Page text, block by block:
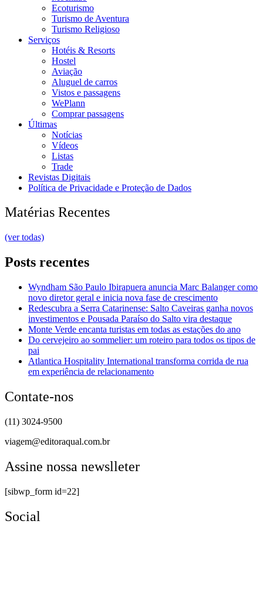
Ecoturismo
Turismo de Aventura
Turismo Religioso
Serviços
Hotéis & Resorts
Hostel
Aviação
Aluguel de carros
Vistos e passagens
WePlann
Comprar passagens
Últimas
Notícias
Vídeos
Listas
Trade
Revistas Digitais
Política de Privacidade e Proteção de Dados
Matérias Recentes
(ver todas)
Posts recentes
Wyndham São Paulo Ibirapuera anuncia Marc Balanger como
novo diretor geral e inicia nova fase de crescimento
Redescubra a Serra Catarinense: Salto Caveiras ganha novos
investimentos e Pousada Paraíso do Salto vira destaque
Monte Verde encanta turistas em todas as estações do ano
Do cervejeiro ao sommelier: um roteiro para todos os tipos de
pai
Atlantica Hospitality International transforma corrida de rua
em experiência de relacionamento
Contate-nos
(11) 3024-9500
viagem@editoraqual.com.br
Assine nossa newslleter
[sibwp_form id=22]
Social